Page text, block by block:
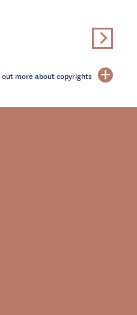
out more about copyrights